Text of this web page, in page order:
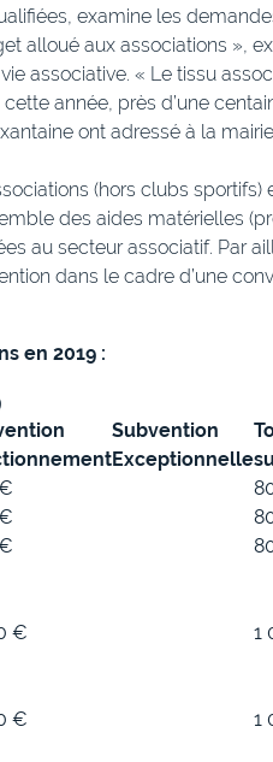
examine les
alloué aux associations »,
associative. « Le tissu
année, près d’une
ont adressé à la
(hors clubs sportifs)
des aides matérielles
au secteur associatif. Par
dans le cadre d’une
en 2019 :
Subvention
Exceptionnelle
€ 1
€ 1